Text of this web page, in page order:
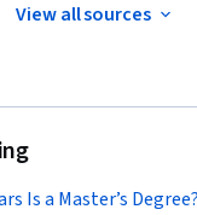
View all sources
Is a Master’s Degree?